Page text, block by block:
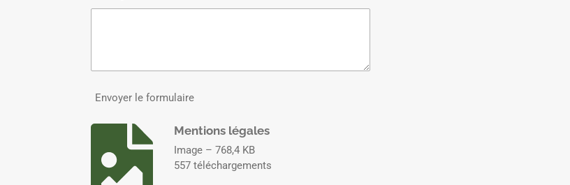
Envoyer le formulaire
Mentions légales
Image – 768,4 KB
557 téléchargements